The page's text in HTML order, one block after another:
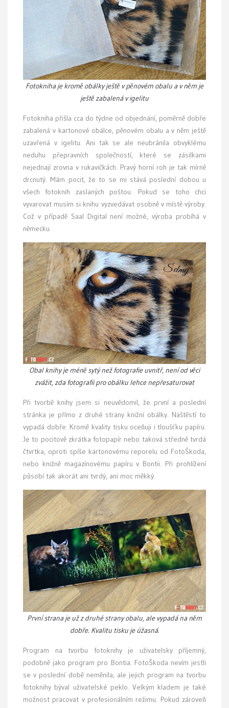
Fotokniha je kromě obálky ještě v pěnovém obalu a v něm je
ještě zabalená v igelitu
Fotokniha přišla cca do týdne od objednání, poměrně dobře
zabalená v kartonové obálce, pěnovém obalu a v něm ještě
uzavřená v igelitu. Ani tak se ale neubránila obvyklému
neduhu přepravních společností, které se zásilkami
nejednají zrovna v rukavičkách. Pravý horní roh je tak mírně
drcnutý. Mám pocit, že to se mi stává poslední dobou u
všech fotoknih zaslaných poštou. Pokud se toho chci
vyvarovat musím si knihu vyzvedávat osobně v místě výroby.
Což v případě Saal Digital není možné, výroba probíhá v
německu.
Obal knihy je méně sytý než fotografie uvnitř, není od věci
zvážit, zda fotografii pro obálku lehce nepřesaturovat
Při tvorbě knihy jsem si neuvědomil, že první a poslední
stránka je přímo z druhé strany knižní obálky. Naštěstí to
vypadá dobře. Kromě kvality tisku oceňuji i tloušťku papíru.
Je to pocitově zkrátka fotopapír nebo taková středně tvrdá
čtvrtka, oproti spíše kartonovému reporelu od FotoŠkoda,
nebo knižně magazínovému papíru v Bontii. Při prohlížení
působí tak akorát ani tvrdý, ani moc měkký.
První strana je už z druhé strany obalu, ale vypadá na něm
dobře. Kvalitu tisku je úžasná.
Program na tvorbu fotoknihy je uživatelsky příjemný,
podobně jako program pro Bontia. FotoŠkoda nevím jestli
se v poslední době neměnila, ale jejich program na tvorbu
fotoknihy býval uživatelské peklo. Velkým kladem je také
možnost pracovat v profesionálním režimu. Pokud zároveň